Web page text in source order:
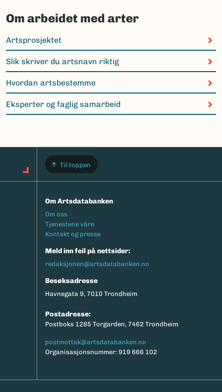
Om arbeidet med arter
Artsprosjektet
Slik skriver du artsnavn riktig
Hvordan artsbestemme
Eksperter og faglig samarbeid
Til toppen
Om Artsdatabanken
Footermeny
Om oss
Tjenestene våre
Kontakt og presse
Meld inn feil på nettsider:
redaksjonen@artsdatabanken.no
Besøksadresse
Havnegata 9, 7010 Trondheim
Postadresse:
Postboks 1285 Torgarden, 7462 Trondheim
postmottak@artsdatabanken.no
Organisasjonsnummer: 919 666 102